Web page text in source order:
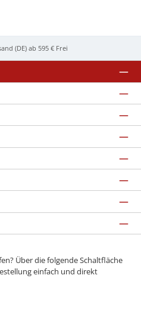
(DE) ab 595 € Frei
Über die folgende Schaltfläche
einfach und direkt